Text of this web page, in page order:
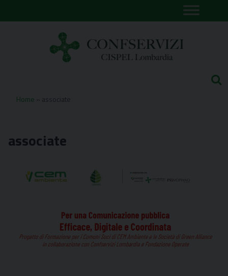
to
Home associate
associate